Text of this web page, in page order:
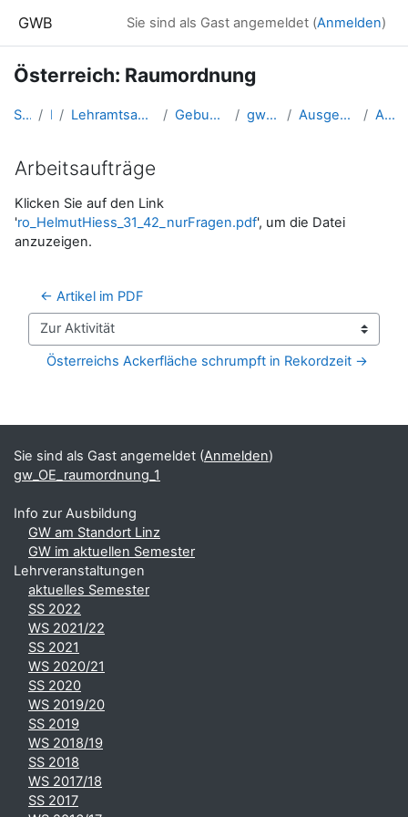
GWB Sie sind als Gast angemeldet (Anmelden)
Österreich: Raumordnung
Startseite Kurse Lehramtsausbildung GW im Cluster Österreich Mitte Gebundenes Wahlfach: Österreich gw_OE_raumordnung_1 Ausgewählte Raumordnungsthemen Arbeitsaufträge
Arbeitsaufträge
Abschlussbedingungen
Klicken Sie auf den Link
'ro_HelmutHiess_31_42_nurFragen.pdf', um die Datei
anzuzeigen.
← Artikel im PDF
Zur Aktivität
Österreichs Ackerfläche schrumpft in Rekordzeit →
Ergänzungsblöcke
Sie sind als Gast angemeldet (Anmelden)
gw_OE_raumordnung_1
Info zur Ausbildung
GW am Standort Linz
GW im aktuellen Semester
Lehrveranstaltungen
aktuelles Semester
SS 2022
WS 2021/22
SS 2021
WS 2020/21
SS 2020
WS 2019/20
SS 2019
WS 2018/19
SS 2018
WS 2017/18
SS 2017